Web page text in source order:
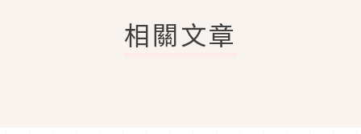
相關文章